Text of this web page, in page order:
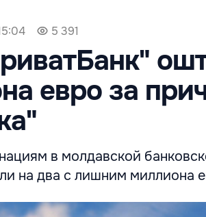
5 391
евро за
в молдавской
на два с лишним миллиона